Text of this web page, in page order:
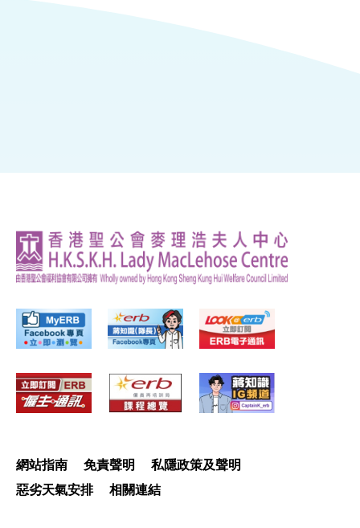
網站指南 免責聲明
私隱政策及聲明
惡劣天氣安排
相關連結